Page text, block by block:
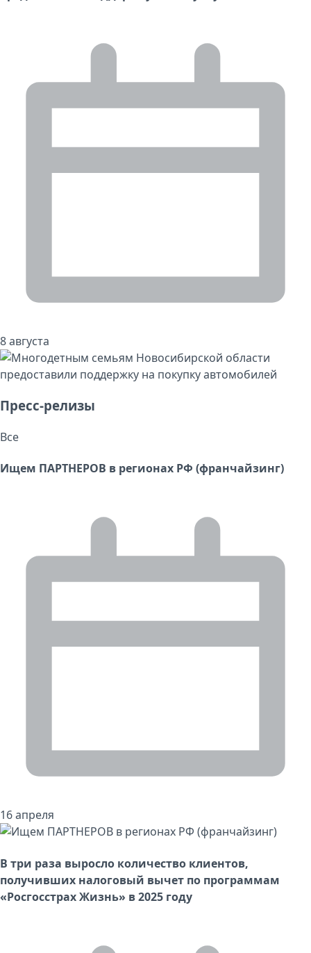
8 августа
Пресс-релизы
Все
Ищем ПАРТНЕРОВ в регионах РФ (франчайзинг)
16 апреля
В три раза выросло количество клиентов,
получивших налоговый вычет по программам
«Росгосстрах Жизнь» в 2025 году